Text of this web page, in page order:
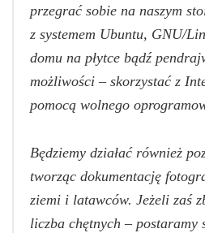
przegrać sobie na naszym
z systemem Ubuntu, GNU/
domu na płytce bądź
możliwości – skorzystać z
pomocą wolnego
Będziemy działać również
tworząc dokumentację
ziemi i latawców. Jeżeli zaś
liczba chętnych – postaramy